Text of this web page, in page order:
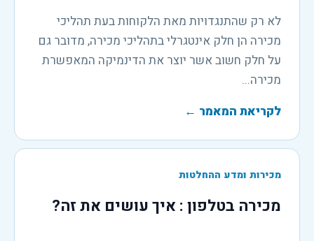
לא רק שהתנגדויות מאת הלקוחות בעת תהליכי
מכירה הן חלק אינטגרלי בתהליכי מכירה, מדובר גם
על חלק חשוב אשר יוצר את הדינמיקה המאפשרת
מכירה...
לקריאת המאמר ←
מכירות ומדע ההחלטות
מכירה בטלפון : איך עושים את זה?